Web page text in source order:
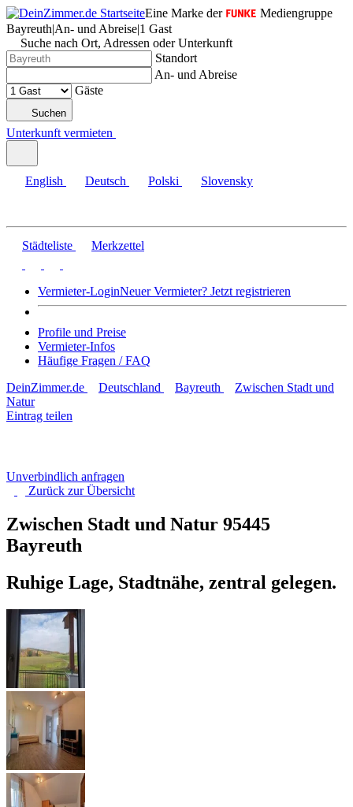
Eine Marke der
Mediengruppe
Bayreuth|An- und Abreise|1 Gast
Suche nach Ort, Adressen oder Unterkunft
Standort
An- und Abreise
Gäste
Suchen
Unterkunft vermieten
English Deutsch Polski Slovensky
Städteliste Merkzettel
Vermieter-LoginNeuer Vermieter? Jetzt registrieren
Profile und Preise
Vermieter-Infos
Häufige Fragen / FAQ
DeinZimmer.de
Deutschland Bayreuth
Zwischen Stadt und
Natur
Eintrag teilen
Unverbindlich anfragen
Zurück zurÜbersicht
Zwischen Stadt und Natur 95445
Bayreuth
Ruhige Lage, Stadtnähe, zentral gelegen.